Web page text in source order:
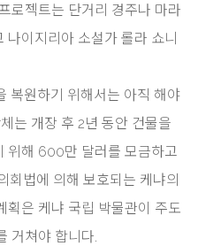
로젝트는 단거리 경주나 마라
나이지리아 소설가 롤라 쇼니
복원하기 위해서는 아직 해야
는 개장 후 2년 동안 건물을
위해 600만 달러를 모금하고
회법에 의해 보호되는 케냐의
획은 케냐 국립 박물관이 주도
거쳐야 합니다.